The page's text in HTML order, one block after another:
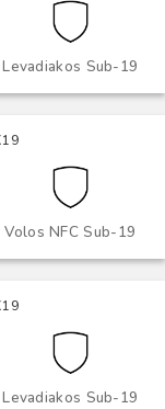
Levadiakos Sub-19
Volos NFC Sub-19
Levadiakos Sub-19